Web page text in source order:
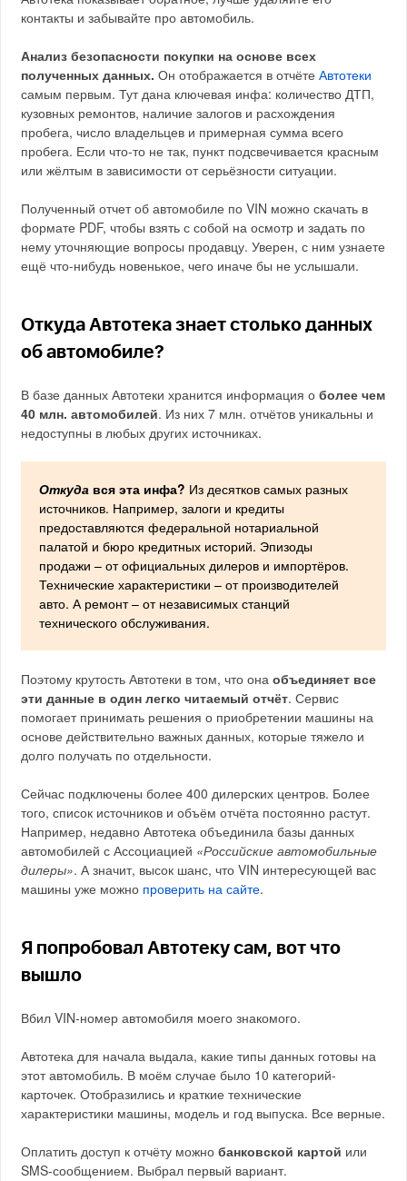
контакты и забывайте про автомобиль.
Анализ безопасности покупки на основе всех
полученных данных. Он отображается в отчётеАвтотеки
самым первым. Тут дана ключевая инфа: количество ДТП,
кузовных ремонтов, наличие залогов и расхождения
пробега, число владельцев и примерная сумма всего
пробега. Если что-то не так, пункт подсвечивается красным
или жёлтым в зависимости от серьёзности ситуации.
Полученный отчет об автомобиле по VIN можно скачать в
формате PDF, чтобы взять с собой на осмотр и задать по
нему уточняющие вопросы продавцу. Уверен, с ним узнаете
ещё что-нибудь новенькое, чего иначе бы не услышали.
Откуда Автотека знает столько данных
об автомобиле?
В базе данных Автотеки хранится информация оболее чем
40 млн. автомобилей. Из них 7 млн. отчётов уникальны и
недоступны в любых других источниках.
Откуда вся эта инфа? Из десятков самых разных
источников. Например, залоги и кредиты
предоставляются федеральной нотариальной
палатой и бюро кредитных историй. Эпизоды
продажи – от официальных дилеров и импортёров.
Технические характеристики – от производителей
авто. А ремонт – от независимых станций
технического обслуживания.
Поэтому крутость Автотеки в том, что онаобъединяет все
эти данные в один легко читаемый отчёт. Сервис
помогает принимать решения о приобретении машины на
основе действительно важных данных, которые тяжело и
долго получать по отдельности.
Сейчас подключены более 400 дилерских центров. Более
того, список источников и объём отчёта постоянно растут.
Например, недавно Автотека объединила базы данных
автомобилей с Ассоциацией «Российские автомобильные
дилеры». А значит, высок шанс, что VIN интересующей вас
машины уже можно проверить на сайте.
Я попробовал Автотеку сам, вот что
вышло
Вбил VIN-номер автомобиля моего знакомого.
Автотека для начала выдала, какие типы данных готовы на
этот автомобиль. В моём случае было 10 категорий-
карточек. Отобразились и краткие технические
характеристики машины, модель и год выпуска. Все верные.
Оплатить доступ к отчёту можнобанковской картой или
SMS-сообщением. Выбрал первый вариант.